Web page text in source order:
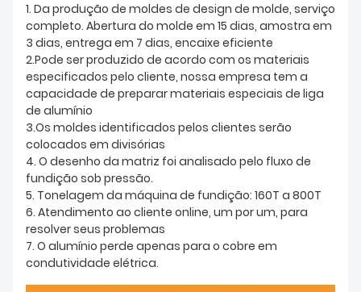
1. Da produção de moldes de design de molde, serviço
completo. Abertura do molde em 15 dias, amostra em
3 dias, entrega em 7 dias, encaixe eficiente
2.Pode ser produzido de acordo com os materiais
especificados pelo cliente, nossa empresa tem a
capacidade de preparar materiais especiais de liga
de alumínio
3.Os moldes identificados pelos clientes serão
colocados em divisórias
4. O desenho da matriz foi analisado pelo fluxo de
fundição sob pressão.
5. Tonelagem da máquina de fundição: 160T a 800T
6. Atendimento ao cliente online, um por um, para
resolver seus problemas
7. O alumínio perde apenas para o cobre em
condutividade elétrica.